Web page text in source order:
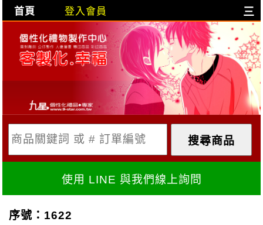
首頁 登入會員 三
購物車內容:
目前購物車是空的!
X
使用 LINE 與我們線上詢問